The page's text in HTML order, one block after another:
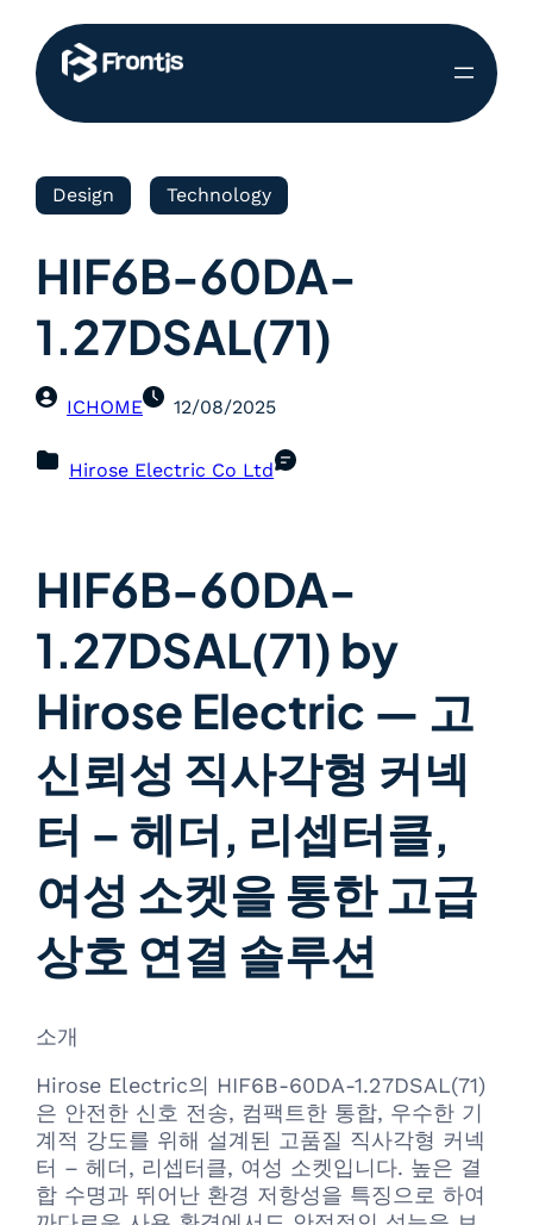
Design Technology
HIF6B-60DA-
1.27DSAL(71)
ICHOME 12/08/2025
Hirose Electric Co Ltd
HIF6B-60DA-
1.27DSAL(71) by
Hirose Electric — 고
신뢰성 직사각형 커넥
터 – 헤더, 리셉터클,
여성 소켓을 통한 고급
상호 연결 솔루션
소개
Hirose Electric의 HIF6B-60DA-1.27DSAL(71)
은 안전한 신호 전송, 컴팩트한 통합, 우수한 기
계적 강도를 위해 설계된 고품질 직사각형 커넥
터 – 헤더, 리셉터클, 여성 소켓입니다. 높은 결
합 수명과 뛰어난 환경 저항성을 특징으로 하여